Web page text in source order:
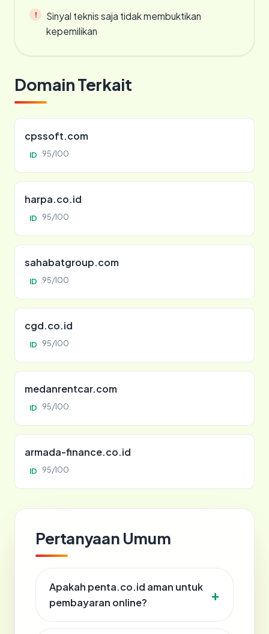
Sinyal teknis saja tidak membuktikan
kepemilikan
Domain Terkait
cpssoft.com
ID 95/100
harpa.co.id
ID 95/100
sahabatgroup.com
ID 95/100
cgd.co.id
ID 95/100
medanrentcar.com
ID 95/100
armada-finance.co.id
ID 95/100
Pertanyaan Umum
Apakah penta.co.id aman untuk
pembayaran online?